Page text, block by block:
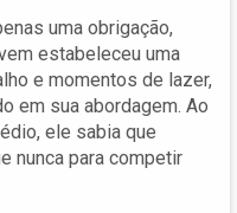
uma obrigação,
estabeleceu uma
e momentos de lazer,
em sua abordagem. Ao
ele sabia que
nunca para competir